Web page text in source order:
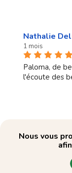
Nathalie
1 mois
Paloma, de
l'écoute des
Nous vous